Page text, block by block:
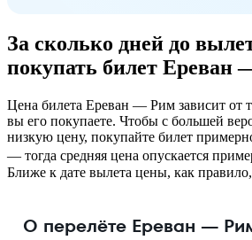
За сколько дней до
покупать билет Ереван
Цена билета Ереван — Рим зависит от
вы его покупаете. Чтобы с большей
низкую цену, покупайте билет
— тогда средняя цена опускается
Ближе к дате вылета цены, как правило,
О перелёте Ереван —